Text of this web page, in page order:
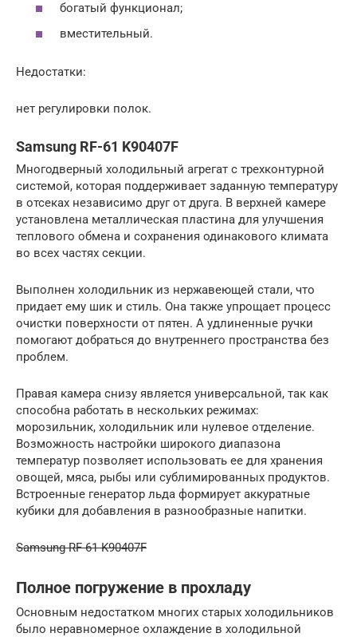
богатый функционал;
вместительный.
Недостатки:
нет регулировки полок.
Samsung RF-61 K90407F
Многодверный холодильный агрегат с трехконтурной
системой, которая поддерживает заданную температуру
в отсеках независимо друг от друга. В верхней камере
установлена металлическая пластина для улучшения
теплового обмена и сохранения одинакового климата
во всех частях секции.
Выполнен холодильник из нержавеющей стали, что
придает ему шик и стиль. Она также упрощает процесс
очистки поверхности от пятен. А удлиненные ручки
помогают добраться до внутреннего пространства без
проблем.
Правая камера снизу является универсальной, так как
способна работать в нескольких режимах:
морозильник, холодильник или нулевое отделение.
Возможность настройки широкого диапазона
температур позволяет использовать ее для хранения
овощей, мяса, рыбы или сублимированных продуктов.
Встроенные генератор льда формирует аккуратные
кубики для добавления в разнообразные напитки.
Samsung RF-61 K90407F
Полное погружение в прохладу
Основным недостатком многих старых холодильников
было неравномерное охлаждение в холодильной